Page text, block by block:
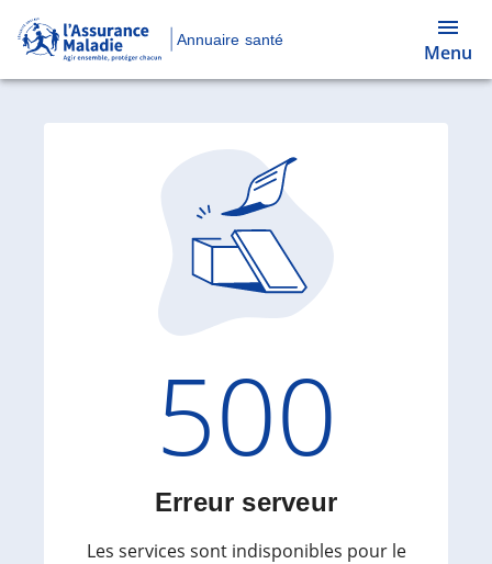
Annuaire santé
Menu
Code
500
Erreur serveur
Les services sont indisponibles pour le